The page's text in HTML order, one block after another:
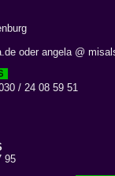
oder angela @
/ 24 08 59 51
95